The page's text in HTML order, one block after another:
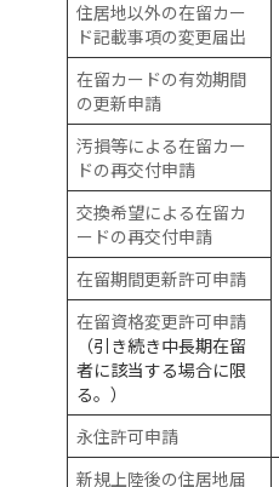
住居地以外の在留カー
ド記載事項の変更届出
在留カードの有効期間
の更新申請
汚損等による在留カー
ドの再交付申請
交換希望による在留カ
ードの再交付申請
在留期間更新許可申請
在留資格変更許可申請
（引き続き中長期在留
者に該当する場合に限
る。）
永住許可申請
新規上陸後の住居地届